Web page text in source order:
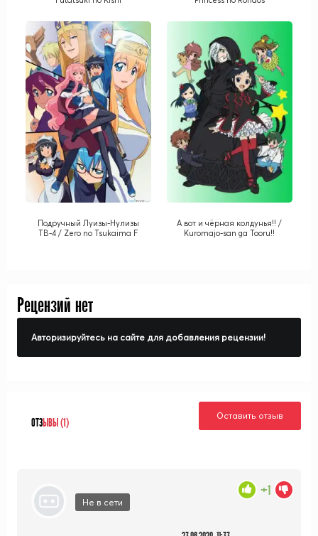
Подручный Луизы-Нулизы
ТВ-4 / Zero no Tsukaima F
А вот и чёрная колдунья!! /
Kuromajo-san ga Tooru!!
Рецензий нет
Авторизируйтесь на сайте для добавления рецензии!
ОТЗЫВЫ (1)
Оставить отзыв
Не в сети
+1